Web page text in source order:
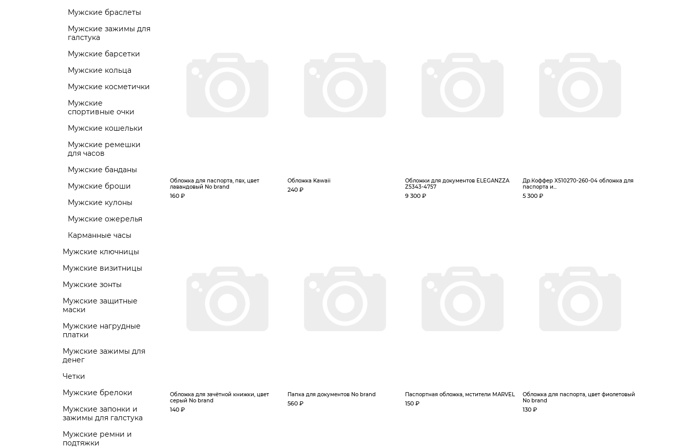
Мужские браслеты
Мужские зажимы для
галстука
Мужские барсетки
Мужские кольца
Мужские косметички
Мужские
спортивные очки
Мужские кошельки
Мужские ремешки
для часов
Мужские банданы
Мужские броши
Мужские кулоны
Мужские ожерелья
Карманные часы
Мужские ключницы
Мужские визитницы
Мужские зонты
Мужские защитные
маски
Мужские нагрудные
платки
Мужские зажимы для
денег
Четки
Мужские брелоки
Мужские запонки и
зажимы для галстука
Мужские ремни и
подтяжки
Обложка для паспорта, пвх, цвет
лавандовый No brand
160 ₽
Обложка Kawaii
240 ₽
Обложки для документов ELEGANZZA
Z5343-4757
9 300 ₽
Др.Коффер X510270-260-04 обложка для
паспорта и...
5 300 ₽
Обложка для зачётной книжки, цвет
серый No brand
140 ₽
Папка для документов No brand
560 ₽
Паспортная обложка, мстители MARVEL
150 ₽
Обложка для паспорта, цвет фиолетовый
No brand
130 ₽